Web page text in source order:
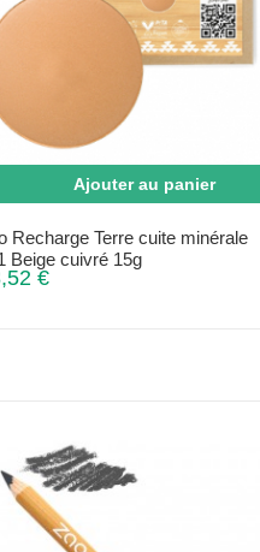
Ajouter au panier
Recharge Terre cuite minérale
Beige cuivré 15g
€